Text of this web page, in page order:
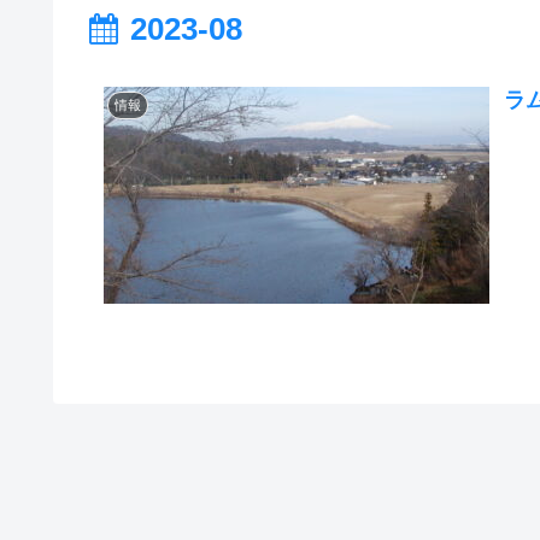
2023-08
情報 ラ